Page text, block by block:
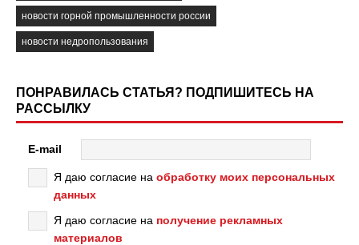
новости горной промышленности россии
новости недропользования
ПОНРАВИЛАСЬ СТАТЬЯ? ПОДПИШИТЕСЬ НА
РАССЫЛКУ
E-mail
Я даю согласие на обработку моих персональных
данных
Я даю согласие на получение рекламных
материалов